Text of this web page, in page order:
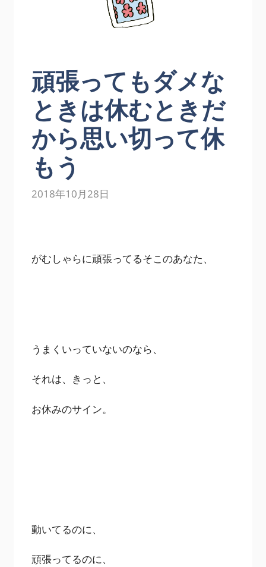
頑張ってもダメな
ときは休むときだ
から思い切って休
もう
2018年10月28日
がむしゃらに頑張ってるそこのあなた、
うまくいっていないのなら、
それは、きっと、
お休みのサイン。
動いてるのに、
頑張ってるのに、